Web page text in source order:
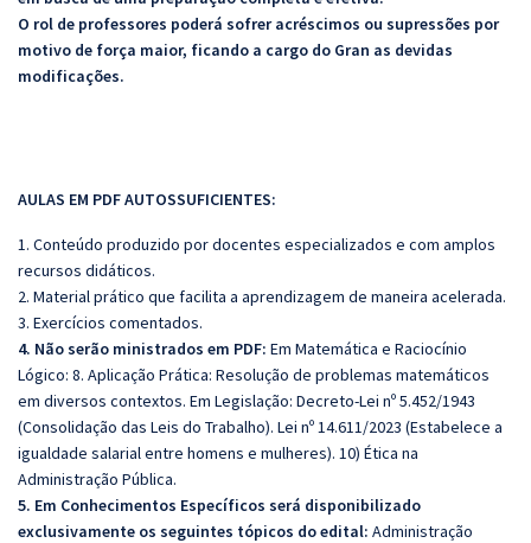
O rol de professores poderá sofrer acréscimos ou supressões por
motivo de força maior, ficando a cargo do Gran as devidas
modificações.
AULAS EM PDF AUTOSSUFICIENTES:
1. Conteúdo produzido por docentes especializados e com amplos
recursos didáticos.
2. Material prático que facilita a aprendizagem de maneira acelerada.
3. Exercícios comentados.
4. Não serão ministrados em PDF: Em Matemática e Raciocínio
Lógico: 8. Aplicação Prática: Resolução de problemas matemáticos
em diversos contextos. Em Legislação: Decreto-Lei nº 5.452/1943
(Consolidação das Leis do Trabalho). Lei nº 14.611/2023 (Estabelece a
igualdade salarial entre homens e mulheres). 10) Ética na
Administração Pública.
5. Em Conhecimentos Específicos será disponibilizado
exclusivamente os seguintes tópicos do edital: Administração